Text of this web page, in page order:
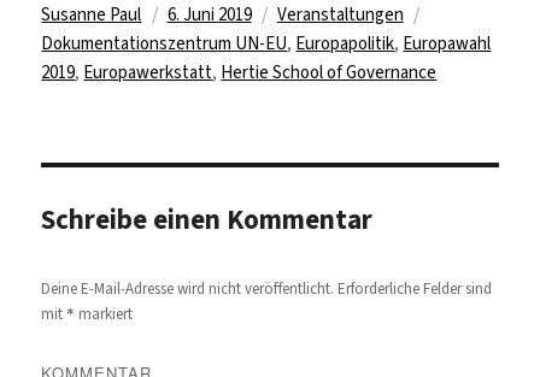
Autor
Susanne Paul
Veröffentlicht
am
6. Juni 2019 Kategorien
Veranstaltungen
Dokumentationszentrum UN-EU, Europapolitik, Europawahl
2019, Europawerkstatt, Hertie School of Governance
Schreibe einen Kommentar
Deine E-Mail-Adresse wird nicht veröffentlicht. Erforderliche Felder sind
mit * markiert